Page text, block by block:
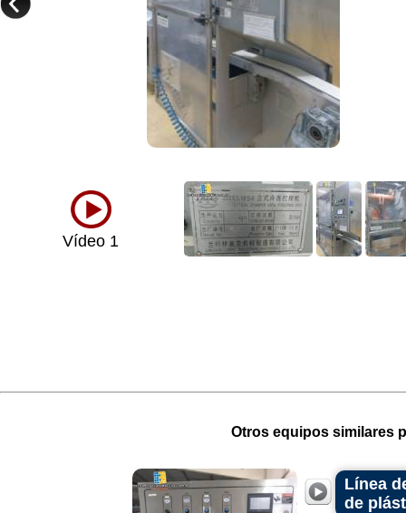
Vídeo 1
Otros equipos similares
Línea
de